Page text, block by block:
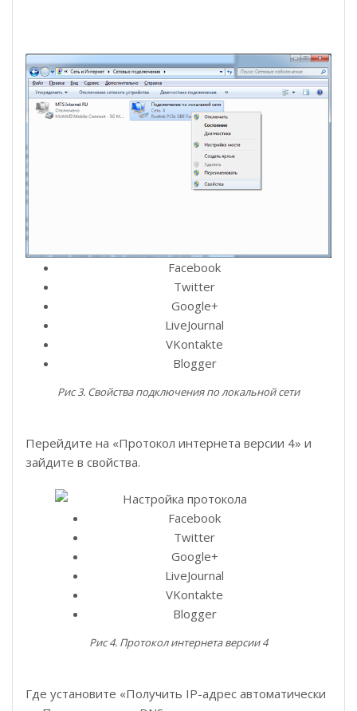
Facebook
Twitter
Google+
LiveJournal
VKontakte
Blogger
Рис 3. Свойства подключения по локальной сети
Перейдите на «Протокол интернета версии 4» и
зайдите в свойства.
Facebook
Twitter
Google+
LiveJournal
VKontakte
Blogger
Рис 4. Протокол интернета версии 4
Где установите «Получить IP-адрес автоматически